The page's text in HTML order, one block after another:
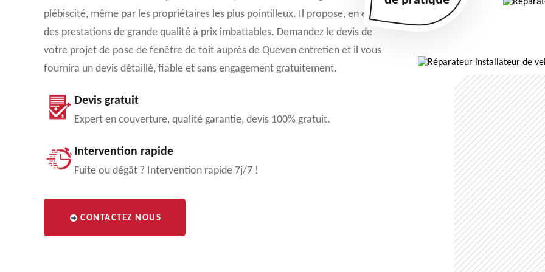
plébiscité, même par les propriétaires les plus pointilleux. Il propose, en effet
des prestations de grande qualité à prix imbattables. Demandez le devis de
votre projet de pose de fenêtre de toit auprès de Queven entretien et il vous
fournira un devis détaillé, fiable et sans engagement gratuitement.
Devis gratuit
Expert en couverture, qualité garantie, devis 100% gratuit.
Intervention rapide
Fuite ou dégât ? Intervention rapide 7j/7 !
CONTACTEZ NOUS